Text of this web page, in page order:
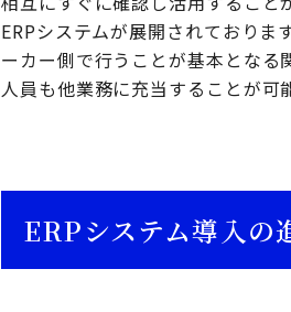
ERPシステムが展開されておりま
ーカー側で行うことが基本となる
人員も他業務に充当することが可
ERPシステム導入の